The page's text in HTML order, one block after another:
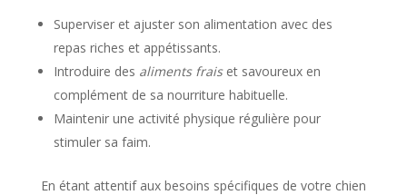
Superviser et ajuster son alimentation avec des
repas riches et appétissants.
Introduire des aliments fraiset savoureux en
complément de sa nourriture habituelle.
Maintenir une activité physique régulière pour
stimuler sa faim.
En étant attentif aux besoins spécifiques de votre chien